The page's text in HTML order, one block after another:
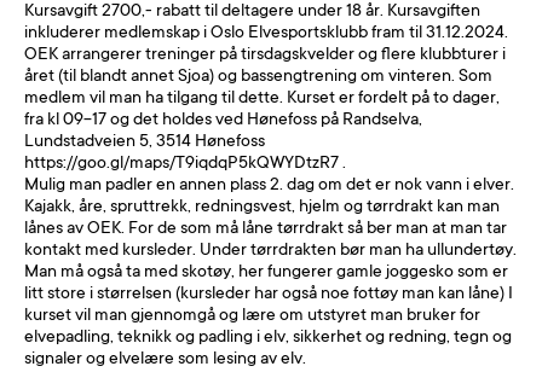
Kursavgift 2700,- rabatt til deltagere under 18 år. Kursavgiften
inkluderer medlemskap i Oslo Elvesportsklubb fram til 31.12.2024.
OEK arrangerer treninger på tirsdagskvelder og flere klubbturer i
året (til blandt annet Sjoa) og bassengtrening om vinteren. Som
medlem vil man ha tilgang til dette. Kurset er fordelt på to dager,
fra kl 09-17 og det holdes ved Hønefoss på Randselva,
Lundstadveien 5, 3514 Hønefoss
https://goo.gl/maps/T9iqdqP5kQWYDtzR7 .
Mulig man padler en annen plass 2. dag om det er nok vann i elver.
Kajakk, åre, spruttrekk, redningsvest, hjelm og tørrdrakt kan man
lånes av OEK. For de som må låne tørrdrakt så ber man at man tar
kontakt med kursleder. Under tørrdrakten bør man ha ullundertøy.
Man må også ta med skotøy, her fungerer gamle joggesko som er
litt store i størrelsen (kursleder har også noe fottøy man kan låne) I
kurset vil man gjennomgå og lære om utstyret man bruker for
elvepadling, teknikk og padling i elv, sikkerhet og redning, tegn og
signaler og elvelære som lesing av elv.